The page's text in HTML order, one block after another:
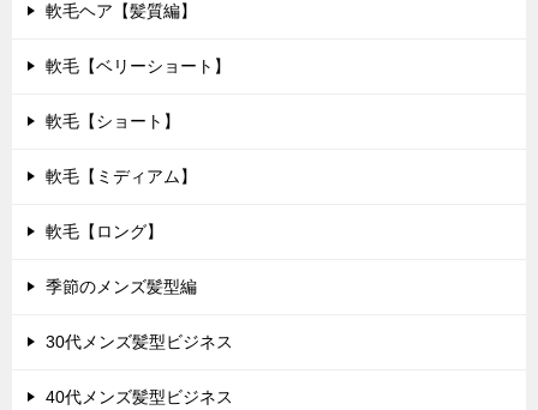
軟毛ヘア【髪質編】
軟毛【ベリーショート】
軟毛【ショート】
軟毛【ミディアム】
軟毛【ロング】
季節のメンズ髪型編
30代メンズ髪型ビジネス
40代メンズ髪型ビジネス